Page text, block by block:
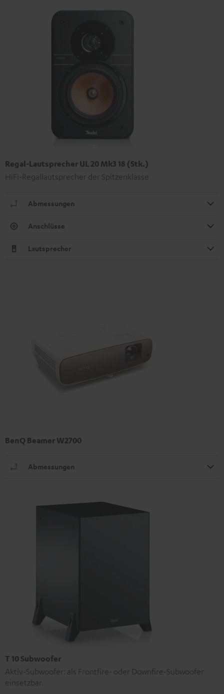
Regal-Lautsprecher UL 20 Mk3 18 (Stk.)
HiFi-Regallautsprecher der Spitzenklasse
Abmessungen
Anschlüsse
Lautsprecher
BenQ Beamer W2700
Abmessungen
T 10 Subwoofer
Aktiv-Subwoofer: als Frontfire- oder Downfire-Subwoofer
einsetzbar.